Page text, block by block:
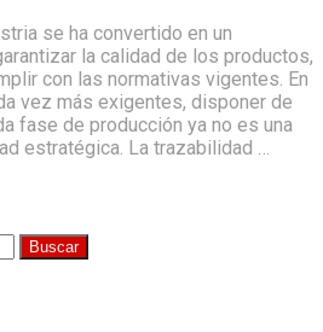
se ha convertido en un
la calidad de los productos,
con las normativas vigentes. En
vez más exigentes, disponer de
fase de producción ya no es una
estratégica. La trazabilidad …